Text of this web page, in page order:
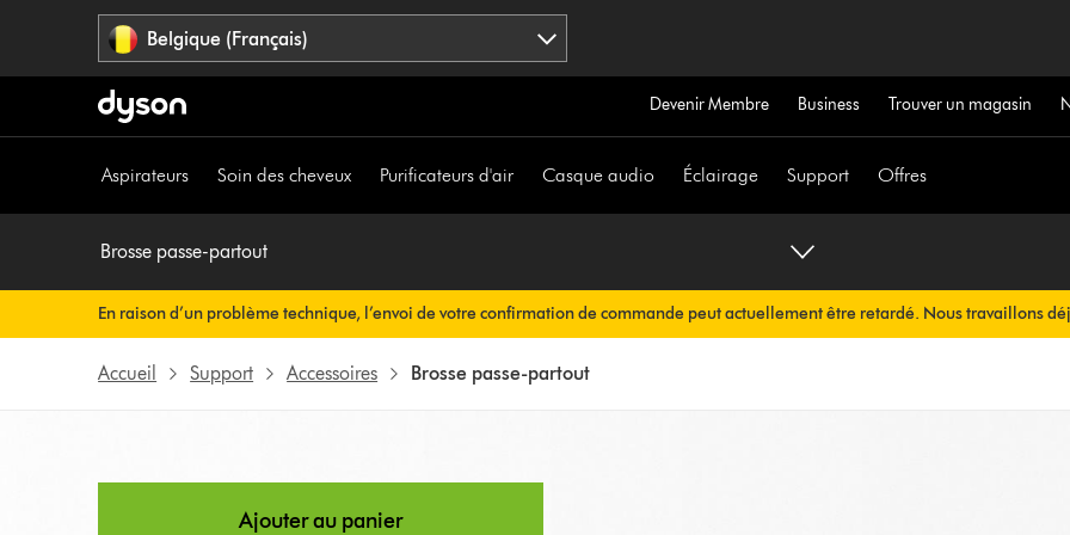
Belgique (Français)
Devenir Membre Business Trouver un magasin
Aspirateurs Soin des cheveux Purificateurs d'air Casque audio Éclairage Support Offres
Brosse passe-partout
En raison d’un problème technique, l’envoi de votre confirmation de commande peut actuellement être retardé. Nous travaillons
rien à faire de votre côté. Votre confirmation de commande vous sera envoyée automatiquement dans les plus brefs délais.
Accueil Support Accessoires Brosse passe-partout
Ajouter au panier